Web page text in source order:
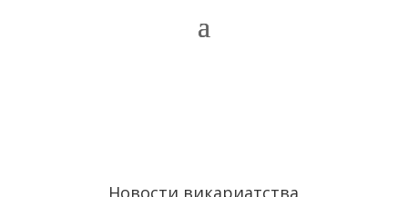
Новости викариатства